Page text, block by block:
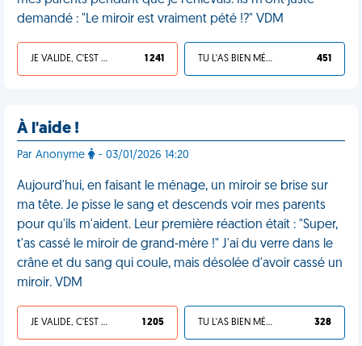
demandé : "Le miroir est vraiment pété !?" VDM
JE VALIDE, C'EST UNE VDM 1 241 TU L'AS BIEN MÉRITÉ 451
À l'aide !
Par Anonyme - 03/01/2026 14:20
Aujourd'hui, en faisant le ménage, un miroir se brise sur
ma tête. Je pisse le sang et descends voir mes parents
pour qu'ils m'aident. Leur première réaction était : "Super,
t'as cassé le miroir de grand-mère !" J'ai du verre dans le
crâne et du sang qui coule, mais désolée d'avoir cassé un
miroir. VDM
JE VALIDE, C'EST UNE VDM 1 205 TU L'AS BIEN MÉRITÉ 328